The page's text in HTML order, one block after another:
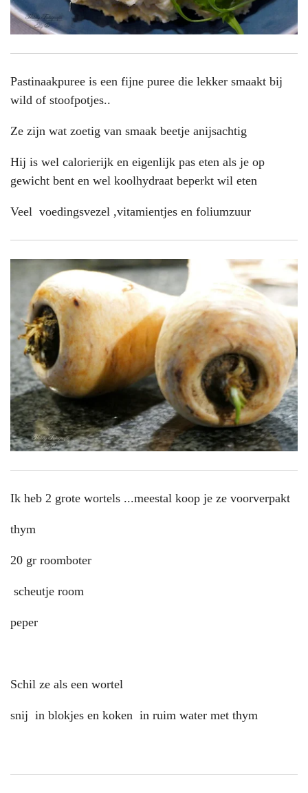
Pastinaakpuree is een fijne puree die lekker smaakt bij
wild of stoofpotjes..
Ze zijn wat zoetig van smaak beetje anijsachtig
Hij is wel calorierijk en eigenlijk pas eten als je op
gewicht bent en wel koolhydraat beperkt wil eten
Veel voedingsvezel ,vitamientjes en foliumzuur
Ik heb 2 grote wortels ...meestal koop je ze voorverpakt
thym
20 gr roomboter
scheutje room
peper
Schil ze als een wortel
snij in blokjes en koken in ruim water met thym